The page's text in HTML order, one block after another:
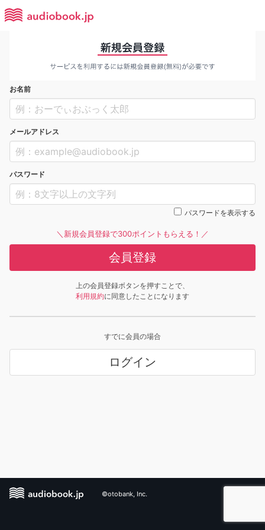
お名前
メールアドレス
パスワード
パスワードを表示する
＼新規会員登録で300ポイントもらえる！／
会員登録
上の会員登録ボタンを押すことで、
利用規約に同意したことになります
すでに会員の場合
ログイン
©otobank, Inc.